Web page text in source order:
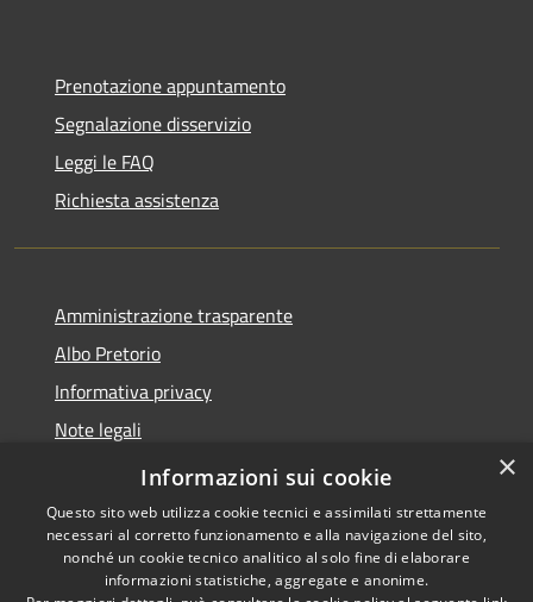
Prenotazione appuntamento
Segnalazione disservizio
Leggi le FAQ
Richiesta assistenza
Amministrazione trasparente
Albo Pretorio
Informativa privacy
Note legali
Dichiarazione di accessibilità
Copyright © 2026 • Comune di
×
Informazioni sui cookie
Questo sito web utilizza cookie tecnici e assimilati strettamente
necessari al corretto funzionamento e alla navigazione del sito,
nonché un cookie tecnico analitico al solo fine di elaborare
informazioni statistiche, aggregate e anonime.